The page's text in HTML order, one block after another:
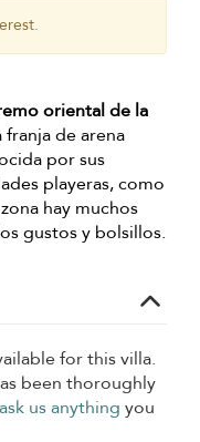
oriental de la
franja de arena
por sus
playeras, como
hay muchos
gustos y bolsillos.
for this villa.
been thoroughly
us anything you